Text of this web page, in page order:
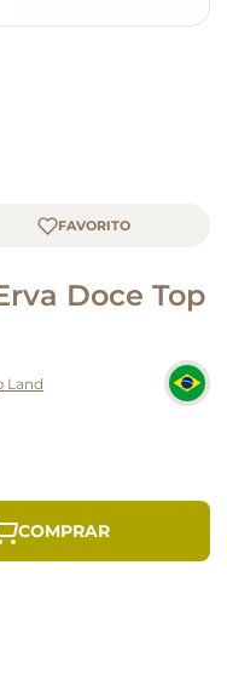
Doce Top
Land